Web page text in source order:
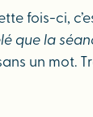
fois-ci,
que la
un mot.